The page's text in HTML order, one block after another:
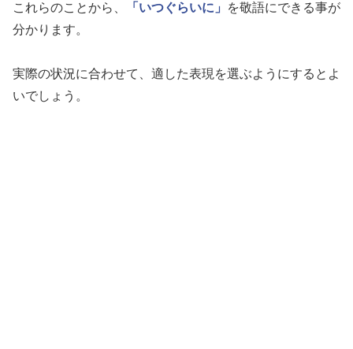
これらのことから、 「いつぐらいに」
を敬語にできる事が
分かります。
実際の状況に合わせて、適した表現を選ぶようにするとよ
いでしょう。